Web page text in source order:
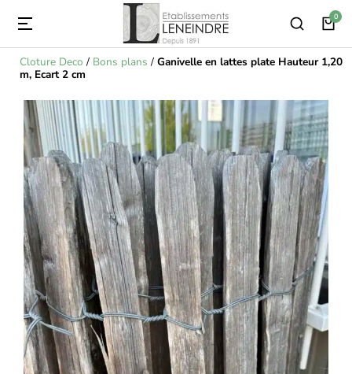
Cloture Deco / Bons plans / Ganivelle en lattes plate Hauteur 1,20
m, Ecart 2 cm